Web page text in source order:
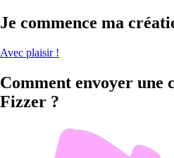
Je commence ma
Avec plaisir !
Comment envoyer une
Fizzer ?